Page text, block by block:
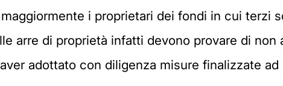
i proprietari dei fondi in cui terzi
arre di proprietà infatti devono provare di
adottato con diligenza misure finalizzate